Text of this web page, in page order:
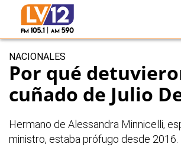
NACIONALES
Por qué
cuñado de Julio
Hermano de Alessandra Minnicelli,
ministro, estaba prófugo desde 2016.